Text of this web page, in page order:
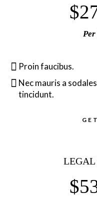
Proin faucibus.
Nec mauris a
tincidunt.
LEGAL